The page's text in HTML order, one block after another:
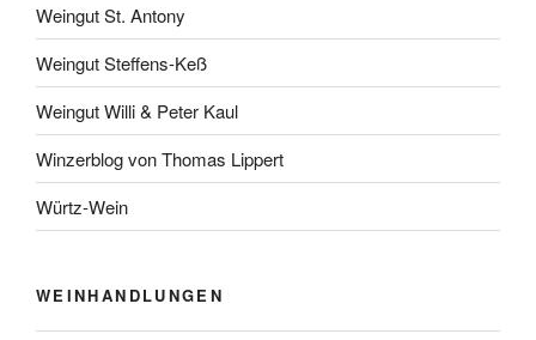
Weingut St. Antony
Weingut Steffens-Keß
Weingut Willi & Peter Kaul
Winzerblog von Thomas Lippert
Würtz-Wein
WEINHANDLUNGEN